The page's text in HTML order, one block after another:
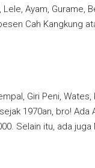
Ayam, Gurame,
Cah Kangkung
Giri Peni,
1970an, bro!
Selain itu, ada